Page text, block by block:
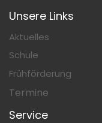
Unsere Links
Aktuelles
Schule
Frühförderung
Termine
Service